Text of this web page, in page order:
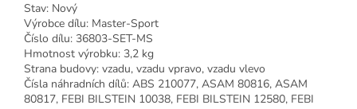
Stav: Nový
Výrobce dílu: Master-Sport
Číslo dílu: 36803-SET-MS
Hmotnost výrobku: 3,2 kg
Strana budovy: vzadu, vzadu vpravo, vzadu vlevo
Čísla náhradních dílů: ABS 210077, ASAM 80816, ASAM
80817, FEBI BILSTEIN 10038, FEBI BILSTEIN 12580, FEBI